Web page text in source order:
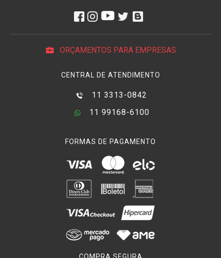
ORÇAMENTOS PARA EMPRESAS
CENTRAL DE ATENDIMENTO
11 3313-0842
11 99168-6100
FORMAS DE PAGAMENTO